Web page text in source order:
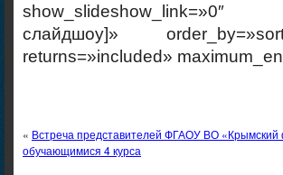
show_slideshow_link=»0″
слайдшоу]»
returns=»included»
« Встреча представителей ФГАОУ ВО
обучающимися 4 курса